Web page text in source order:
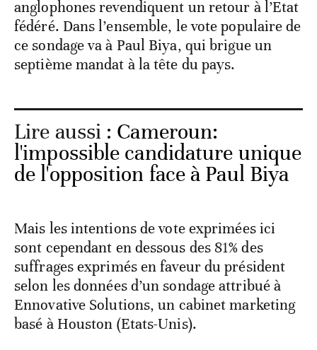
anglophones revendiquent un retour à l’Etat
fédéré. Dans l’ensemble, le vote populaire de
ce sondage va à Paul Biya, qui brigue un
septième mandat à la tête du pays.
Lire aussi : Cameroun:
l'impossible candidature unique
de l'opposition face à Paul Biya
Mais les intentions de vote exprimées ici
sont cependant en dessous des 81% des
suffrages exprimés en faveur du président
selon les données d’un sondage attribué à
Ennovative Solutions, un cabinet marketing
basé à Houston (Etats-Unis).